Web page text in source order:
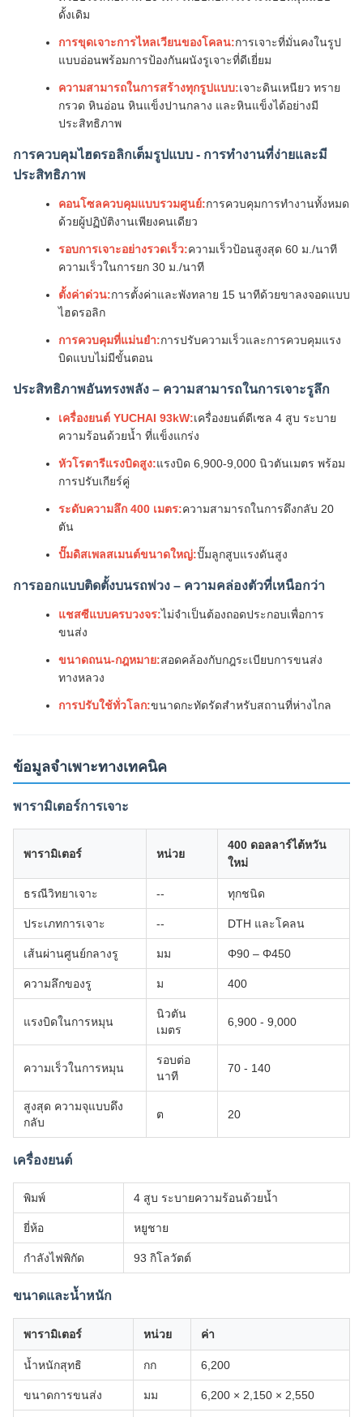
ดั้งเดิม
การขุดเจาะการไหลเวียนของโคลน:การเจาะที่มั่นคงในรูป
แบบอ่อนพร้อมการป้องกันผนังรูเจาะที่ดีเยี่ยม
ความสามารถในการสร้างทุกรูปแบบ:เจาะดินเหนียว ทราย
กรวด หินอ่อน หินแข็งปานกลาง และหินแข็งได้อย่างมี
ประสิทธิภาพ
การควบคุมไฮดรอลิกเต็มรูปแบบ - การทำงานที่ง่ายและมี
ประสิทธิภาพ
คอนโซลควบคุมแบบรวมศูนย์:การควบคุมการทำงานทั้งหมด
ด้วยผู้ปฏิบัติงานเพียงคนเดียว
รอบการเจาะอย่างรวดเร็ว:ความเร็วป้อนสูงสุด 60 ม./นาที
ความเร็วในการยก 30 ม./นาที
ตั้งค่าด่วน:การตั้งค่าและพังทลาย 15 นาทีด้วยขาลงจอดแบบ
ไฮดรอลิก
การควบคุมที่แม่นยำ:การปรับความเร็วและการควบคุมแรง
บิดแบบไม่มีขั้นตอน
ประสิทธิภาพอันทรงพลัง – ความสามารถในการเจาะรูลึก
เครื่องยนต์ YUCHAI 93kW:เครื่องยนต์ดีเซล 4 สูบ ระบาย
ความร้อนด้วยน้ำ ที่แข็งแกร่ง
หัวโรตารีแรงบิดสูง:แรงบิด 6,900-9,000 นิวตันเมตร พร้อม
การปรับเกียร์คู่
ระดับความลึก 400 เมตร:ความสามารถในการดึงกลับ 20
ตัน
ปั๊มดิสเพลสเมนต์ขนาดใหญ่:ปั๊มลูกสูบแรงดันสูง
การออกแบบติดตั้งบนรถพ่วง – ความคล่องตัวที่เหนือกว่า
แชสซีแบบครบวงจร:ไม่จำเป็นต้องถอดประกอบเพื่อการ
ขนส่ง
ขนาดถนน-กฎหมาย:สอดคล้องกับกฎระเบียบการขนส่ง
ทางหลวง
การปรับใช้ทั่วโลก:ขนาดกะทัดรัดสำหรับสถานที่ห่างไกล
ข้อมูลจำเพาะทางเทคนิค
พารามิเตอร์การเจาะ
พารามิเตอร์ หน่วย
400 ดอลลาร์ไต้หวัน
ใหม่
ธรณีวิทยาเจาะ -- ทุกชนิด
ประเภทการเจาะ -- DTH และโคลน
เส้นผ่านศูนย์กลางรู มม Φ90 – Φ450
ความลึกของรู ม 400
แรงบิดในการหมุน
นิวตัน
เมตร
6,900 - 9,000
ความเร็วในการหมุน
รอบต่อ
นาที
70 - 140
สูงสุด ความจุแบบดึง
กลับ
ต 20
เครื่องยนต์
พิมพ์ 4 สูบ ระบายความร้อนด้วยน้ำ
ยี่ห้อ หยูชาย
กำลังไฟพิกัด 93 กิโลวัตต์
ขนาดและน้ำหนัก
พารามิเตอร์ หน่วย ค่า
น้ำหนักสุทธิ กก 6,200
ขนาดการขนส่ง มม 6,200 × 2,150 × 2,550